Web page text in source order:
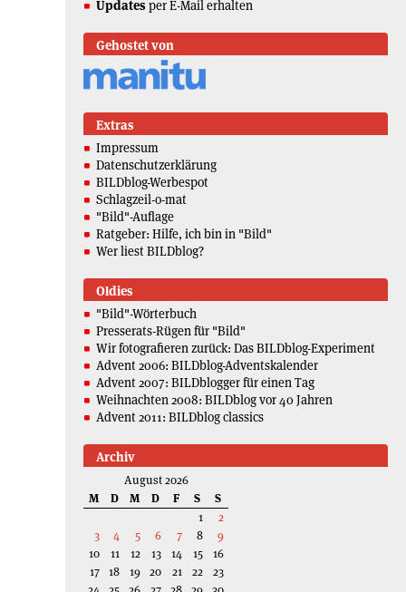
Updates per E-Mail erhalten
Gehostet von
Extras
Impressum
Datenschutzerklärung
BILDblog-Werbespot
Schlagzeil-o-mat
"Bild"-Auflage
Ratgeber: Hilfe, ich bin in "Bild"
Wer liest BILDblog?
Oldies
"Bild"-Wörterbuch
Presserats-Rügen für "Bild"
Wir fotografieren zurück: Das BILDblog-Experiment
Advent 2006: BILDblog-Adventskalender
Advent 2007: BILDblogger für einen Tag
Weihnachten 2008: BILDblog vor 40 Jahren
Advent 2011: BILDblog classics
Archiv
August 2026
M
D M D F S
S
1
2
3
4 5 6 7 8
9
10
11 12 13 14 15
16
17 18 19 20 21 22
23